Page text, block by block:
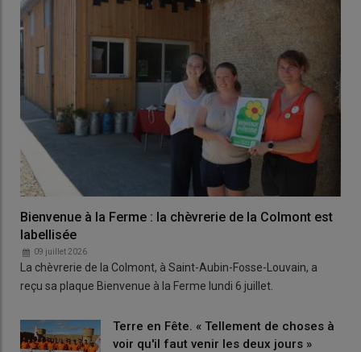
Bienvenue à la Ferme : la chèvrerie de la Colmont est
labellisée
09 juillet 2026
La chèvrerie de la Colmont, à Saint-Aubin-Fosse-Louvain, a
reçu sa plaque Bienvenue à la Ferme lundi 6 juillet.
Terre en Fête. « Tellement de choses à
voir qu'il faut venir les deux jours »